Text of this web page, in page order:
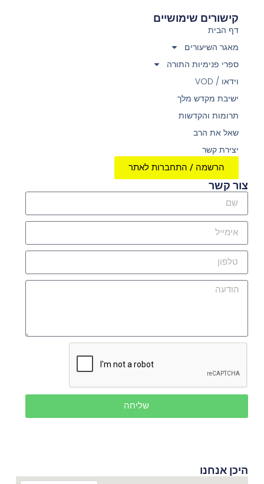
קישורים שימושיים
דף הבית
מאגר השיעורים
ספרי פנימיות התורה
וידאו / VOD
ישיבת מקדש מלך
תרומות והקדשות
שאל את הרב
יצירת קשר
הרשמה / התחברות לאתר
צור קשר
שליחה
היכן אנחנו